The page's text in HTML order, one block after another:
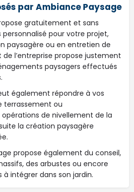
par Ambiance Paysage
gratuitement et sans
pour votre projet,
paysagère ou en entretien de
de l’entreprise propose justement
paysagers effectués
également répondre à vos
terrassement ou
opérations de nivellement de la
la création paysagère
propose également du conseil,
des arbustes ou encore
intégrer dans son jardin.